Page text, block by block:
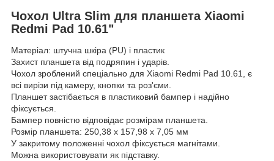
Чохол Ultra Slim для планшета Xiaomi
Redmi Pad 10.61"
Матеріал: штучна шкіра (PU) і пластик
Захист планшета від подряпин і ударів.
Чохол зроблений спеціально для Xiaomi Redmi Pad 10.61, є
всі вирізи під камеру, кнопки та роз'єми.
Планшет застібається в пластиковий бампер і надійно
фіксується.
Бампер повністю відповідає розмірам планшета.
Розмір планшета: 250,38 х 157,98 х 7,05 мм
У закритому положенні чохол фіксується магнітами.
Можна використовувати як підставку.